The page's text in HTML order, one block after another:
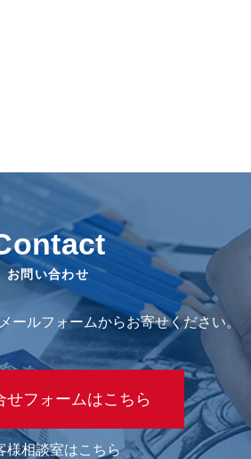
お問い合わせ
ールフォームからお寄せください。
せフォームはこちら
様相談室はこちら